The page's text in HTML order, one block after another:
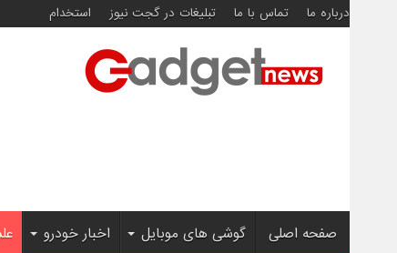
درباره ما تماس با ما تبلیغات در گجت نیوز استخدام
صفحه اصلی گوشی های موبایل اخبار خودرو